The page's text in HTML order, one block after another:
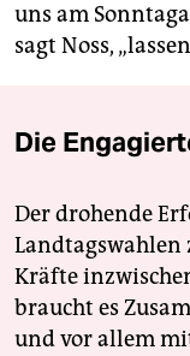
uns am
sagt Noss,
Die
Der drohende
Landtagswahlen
Kräfte
braucht es
und vor allem